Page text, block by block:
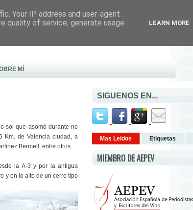
MÍ
sol que asomó durante no
Km. de Valencia ciudad, a
Bermell, entre otros.
la A-3 y por la antigua
y en lo alto de un cerro tipo
SIGUENOS EN...
Mas Leidos Etiquetas
MIEMBRO DE AEPEV
Your IP address and user-agent
quality of service, generate usage
LEARN MORE